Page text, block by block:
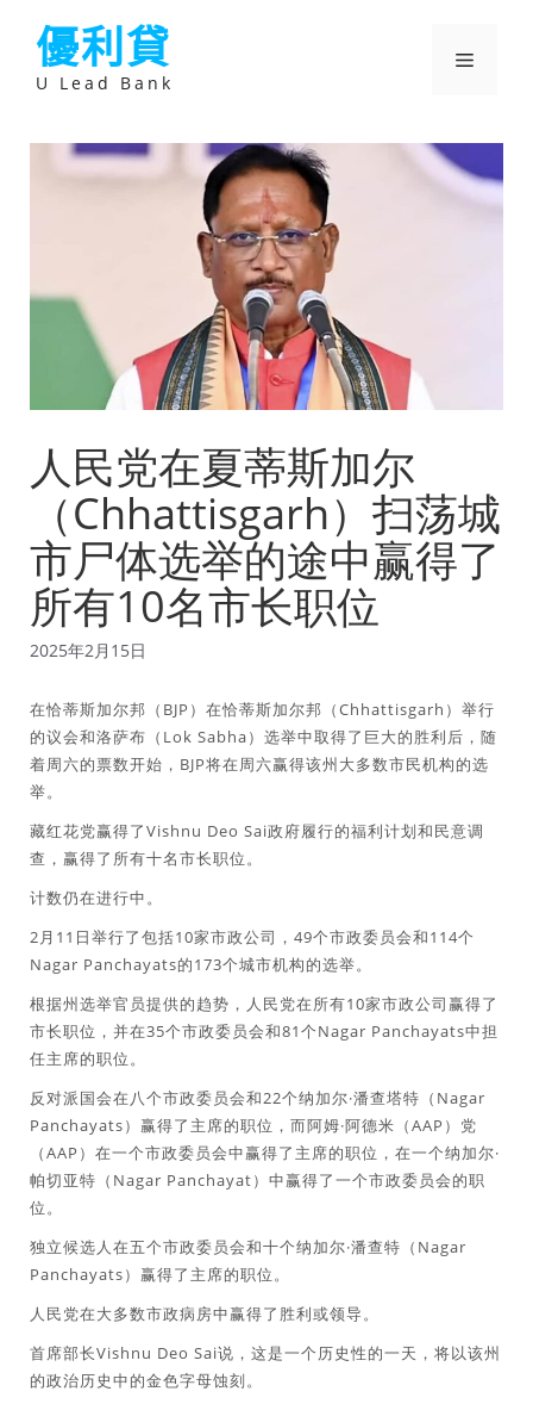
優利貸
U Lead Bank
選
人民党在夏蒂斯加尔
（Chhattisgarh）扫荡城
市尸体选举的途中赢得了
所有10名市长职位
2025年2月15日
在恰蒂斯加尔邦（BJP）在恰蒂斯加尔邦（Chhattisgarh）举行
的议会和洛萨布（Lok Sabha）选举中取得了巨大的胜利后，随
着周六的票数开始，BJP将在周六赢得该州大多数市民机构的选
举。
藏红花党赢得了Vishnu Deo Sai政府履行的福利计划和民意调
查，赢得了所有十名市长职位。
计数仍在进行中。
2月11日举行了包括10家市政公司，49个市政委员会和114个
Nagar Panchayats的173个城市机构的选举。
根据州选举官员提供的趋势，人民党在所有10家市政公司赢得了
市长职位，并在35个市政委员会和81个Nagar Panchayats中担
任主席的职位。
反对派国会在八个市政委员会和22个纳加尔·潘查塔特（Nagar
Panchayats）赢得了主席的职位，而阿姆·阿德米（AAP）党
（AAP）在一个市政委员会中赢得了主席的职位，在一个纳加尔·
帕切亚特（Nagar Panchayat）中赢得了一个市政委员会的职
位。
独立候选人在五个市政委员会和十个纳加尔·潘查特（Nagar
Panchayats）赢得了主席的职位。
人民党在大多数市政病房中赢得了胜利或领导。
首席部长Vishnu Deo Sai说，这是一个历史性的一天，将以该州
的政治历史中的金色字母蚀刻。